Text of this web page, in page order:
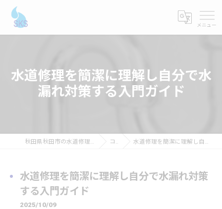
水道修理を簡潔に理解し自分で水
漏れ対策する入門ガイド
秋田県秋田市の水道修理ならショーケンシステムス コラム 水道修理を簡潔に理解し自分で水漏れ対策する入門ガイド
水道修理を簡潔に理解し自分で水漏れ対策
する入門ガイド
2025/10/09